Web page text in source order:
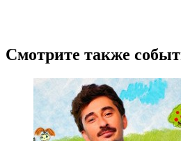
Смотрите также